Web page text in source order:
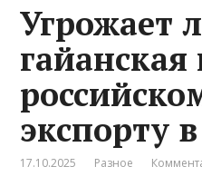
Угрожает
экспорту
17.10.2025 Разное